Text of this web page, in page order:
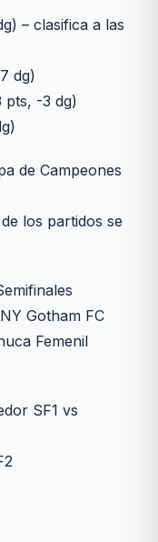
– clasifica a las
dg)
pts, -3 dg)
de Campeones
los partidos se
Gotham FC
Femenil
SF1 vs